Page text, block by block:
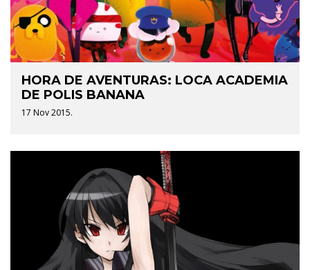
HORA DE AVENTURAS: LOCA ACADEMIA
DE POLIS BANANA
17 Nov 2015.